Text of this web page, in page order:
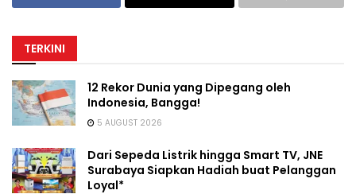
TERKINI
12 Rekor Dunia yang Dipegang oleh
Indonesia, Bangga!
5 AUGUST 2026
Dari Sepeda Listrik hingga Smart TV, JNE
Surabaya Siapkan Hadiah buat Pelanggan
Loyal*